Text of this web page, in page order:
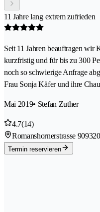
11 Jahre lang extrem zufrieden
Seit 11 Jahren beauftragen wir
kurzfristig und für bis zu 300
noch so schwierige Anfrage
Frau Sonja Käfer und ihre
Mai 2019• Stefan Zuther
4.7(14)
Romanshornerstrasse 90
Termin reservieren